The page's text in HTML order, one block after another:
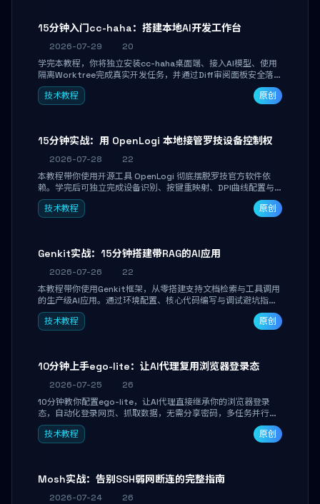
15分钟入门cc-haha：搭建本地AI开发工作台
2026-07-29
20
学完本教程，你将独立安装cc-haha桌面端、接入AI模型、使用
隔离Worktree完成真实开发任务，并通过Diff审阅面板安全落地
AI代码改写。告别终端黑盒操作，让AI在沙箱环境中工作，你只
做审阅和决策。
技术教程 原创
15分钟实战：用 OpenLogi 本地接管罗技设备控制权
2026-07-28
22
本教程带你使用开源工具 OpenLogi 彻底摆脱罗技官方软件依
赖。学完后可独立完成设备识别、按键重映射、DPI曲线配置与
SmartShift调节，实现完全离线控制，保护隐私并释放硬件性
能。
技术教程 原创
Genkit实战：15分钟搭建带RAG的AI应用
2026-07-26
22
本教程带你使用Genkit框架，从零搭建支持文档检索与工具调用
的生产级AI应用。通过环境配置、核心代码编写与调试避坑指
南，学完即可掌握多模型切换、RAG管道构建及函数调用注册，
独立开发高效AI智能体。
技术教程 原创
10分钟上手ego-lite：让AI代理复用浏览器登录态
2026-07-25
26
10分钟教你配置ego-lite，让AI代理直接继承你的浏览器登录
态，自动化登录网页、抓取数据，无需分享密码，多任务并行不
干扰日常使用。
技术教程
原创
Mosh实战：告别SSH弱网断连的完整指南
2026-07-24
26